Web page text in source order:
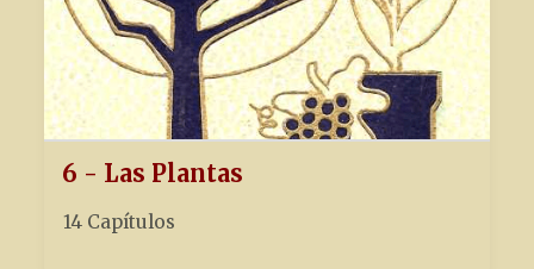
6 - Las Plantas
14 Capítulos